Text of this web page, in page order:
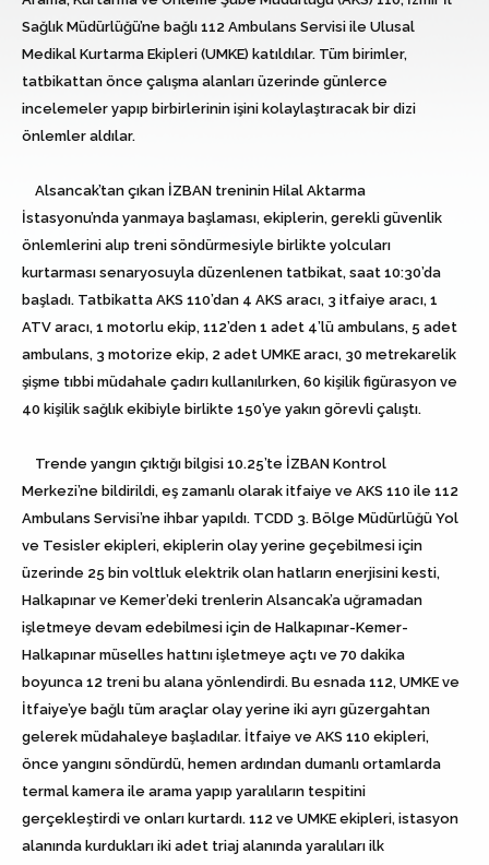
Sağlık Müdürlüğü’ne bağlı 112 Ambulans Servisi ile Ulusal
Medikal Kurtarma Ekipleri (UMKE) katıldılar. Tüm birimler,
tatbikattan önce çalışma alanları üzerinde günlerce
incelemeler yapıp birbirlerinin işini kolaylaştıracak bir dizi
önlemler aldılar.
Alsancak’tan çıkan İZBAN treninin Hilal Aktarma
İstasyonu’nda yanmaya başlaması, ekiplerin, gerekli güvenlik
önlemlerini alıp treni söndürmesiyle birlikte yolcuları
kurtarması senaryosuyla düzenlenen tatbikat, saat 10:30’da
başladı. Tatbikatta AKS 110’dan 4 AKS aracı, 3 itfaiye aracı, 1
ATV aracı, 1 motorlu ekip, 112’den 1 adet 4’lü ambulans, 5 adet
ambulans, 3 motorize ekip, 2 adet UMKE aracı, 30 metrekarelik
şişme tıbbi müdahale çadırı kullanılırken, 60 kişilik figürasyon ve
40 kişilik sağlık ekibiyle birlikte 150’ye yakın görevli çalıştı.
Trende yangın çıktığı bilgisi 10.25’te İZBAN Kontrol
Merkezi’ne bildirildi, eş zamanlı olarak itfaiye ve AKS 110 ile 112
Ambulans Servisi’ne ihbar yapıldı. TCDD 3. Bölge Müdürlüğü Yol
ve Tesisler ekipleri, ekiplerin olay yerine geçebilmesi için
üzerinde 25 bin voltluk elektrik olan hatların enerjisini kesti,
Halkapınar ve Kemer’deki trenlerin Alsancak’a uğramadan
işletmeye devam edebilmesi için de Halkapınar-Kemer-
Halkapınar müselles hattını işletmeye açtı ve 70 dakika
boyunca 12 treni bu alana yönlendirdi. Bu esnada 112, UMKE ve
İtfaiye’ye bağlı tüm araçlar olay yerine iki ayrı güzergahtan
gelerek müdahaleye başladılar. İtfaiye ve AKS 110 ekipleri,
önce yangını söndürdü, hemen ardından dumanlı ortamlarda
termal kamera ile arama yapıp yaralıların tespitini
gerçekleştirdi ve onları kurtardı. 112 ve UMKE ekipleri, istasyon
alanında kurdukları iki adet triaj alanında yaralıları ilk